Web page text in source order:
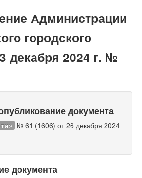
Администрации
городского
декабря 2024 г. №
документа
№ 61 (1606) от 26 декабря 2024
документа